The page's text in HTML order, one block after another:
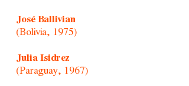
José Ballivian
(Bolivia, 1975)
Julia Isidrez
(Paraguay, 1967)